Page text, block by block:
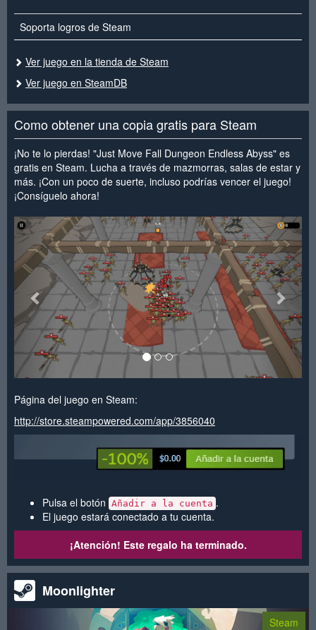
Soporta logros de Steam
Ver juego en la tienda de Steam
Ver juego en SteamDB
Como obtener una copia gratis para Steam
¡No te lo pierdas! "Just Move Fall Dungeon Endless Abyss" es
gratis en Steam. Lucha a través de mazmorras, salas de estar y
más. ¡Con un poco de suerte, incluso podrías vencer el juego!
¡Consíguelo ahora!
< >
Página del juego en Steam:
http://store.steampowered.com/app/3856040
Pulsa el botón Añadir a la cuenta .
El juego estará conectado a tu cuenta.
¡Atención! Este regalo ha terminado.
Moonlighter
Steam